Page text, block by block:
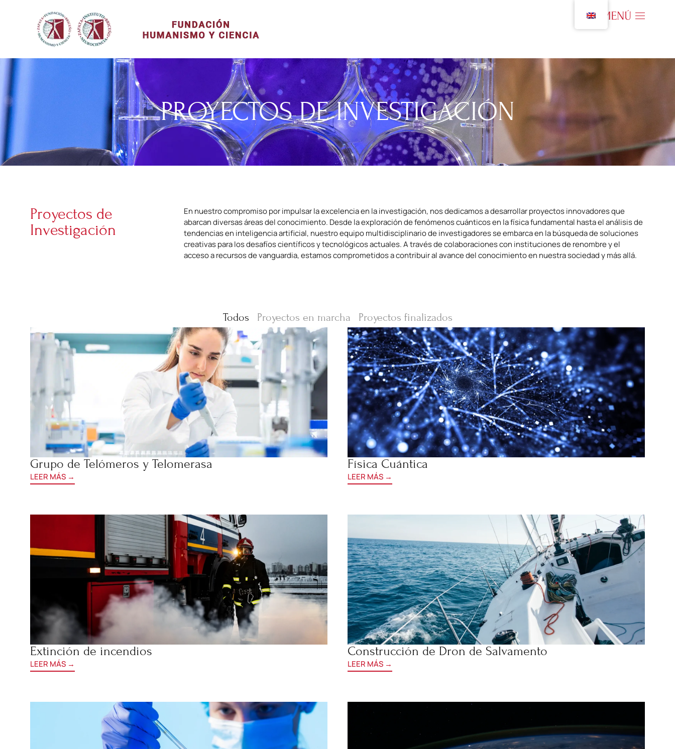
PROYECTOS DE INVESTIGACIÓN
Proyectos de
Investigación
En nuestro compromiso por impulsar la excelencia en la investigación, nos dedicamos a desarrollar proyectos innovadores que
abarcan diversas áreas del conocimiento. Desde la exploración de fenómenos cuánticos en la física fundamental hasta el análisis de
tendencias en inteligencia artificial, nuestro equipo multidisciplinario de investigadores se embarca en la búsqueda de soluciones
creativas para los desafíos científicos y tecnológicos actuales. A través de colaboraciones con instituciones de renombre y el
acceso a recursos de vanguardia, estamos comprometidos a contribuir al avance del conocimiento en nuestra sociedad y más allá.
Proyectos en marcha Proyectos finalizados
Todos
Grupo de Telómeros y Telomerasa
LEER MÁS →
Física Cuántica
LEER MÁS →
Extinción de incendios
LEER MÁS →
Construcción de Dron de Salvamento
LEER MÁS →